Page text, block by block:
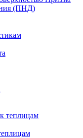
(ПНД)
теплицам